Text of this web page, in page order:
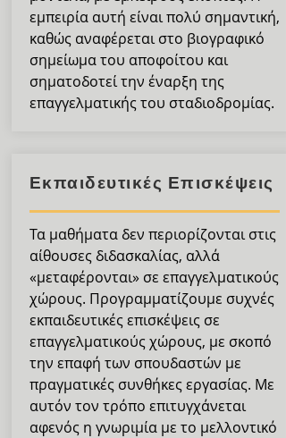
εμπειρία αυτή είναι πολύ σημαντική,
καθώς αναφέρεται στο βιογραφικό
σημείωμα του αποφοίτου και
σηματοδοτεί την έναρξη της
επαγγελματικής του σταδιοδρομίας.
Εκπαιδευτικές Επισκέψεις
Τα μαθήματα δεν περιορίζονται στις
αίθουσες διδασκαλίας, αλλά
«μεταφέρονται» σε επαγγελματικούς
χώρους. Προγραμματίζουμε συχνές
εκπαιδευτικές επισκέψεις σε
επαγγελματικούς χώρους, με σκοπό
την επαφή των σπουδαστών με
πραγματικές συνθήκες εργασίας. Με
αυτόν τον τρόπο επιτυγχάνεται
αφενός η γνωριμία με το μελλοντικό